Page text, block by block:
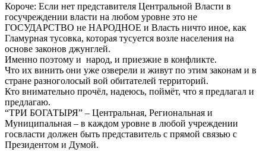
Короче: Если нет представителя Центральной Власти в
госучреждении власти на любом уровне это не
ГОСУДАРСТВО не НАРОДНОЕ и Власть ничто иное, как
Гламурная тусовка, которая тусуется возле населения на
основе законов джунглей.
Именно поэтому и народ, и приезжие в конфликте.
Что их винить они уже озверели и живут по этим законам и в
стране разноголосый вой обитателей территорий.
Кто внимательно прочёл, надеюсь, поймёт, что я предлагал и
предлагаю.
“ТРИ БОГАТЫРЯ” – Центральная, Региональная и
Муниципальная – в каждом уровне в любой учреждении
госвласти должен быть представитель с прямой связью с
Президентом и Думой.